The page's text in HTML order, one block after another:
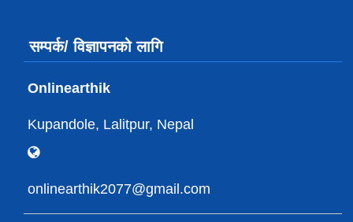
सम्पर्क/ विज्ञापनको लागि
Onlinearthik
Kupandole, Lalitpur, Nepal
onlinearthik2077@gmail.com